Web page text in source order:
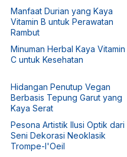
Manfaat Durian yang Kaya
Vitamin B untuk Perawatan
Rambut
Minuman Herbal Kaya Vitamin
C untuk Kesehatan
Hidangan Penutup Vegan
Berbasis Tepung Garut yang
Kaya Serat
Pesona Artistik Ilusi Optik dari
Seni Dekorasi Neoklasik
Trompe-l'Oeil